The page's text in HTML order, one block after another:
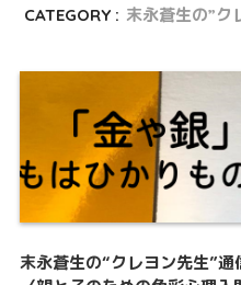
CATEGORY : 末永蒼生の”ク
末永蒼生の“クレヨン先生”通